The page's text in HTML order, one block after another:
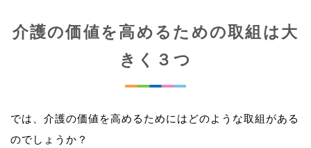
介護の価値を高めるための取組は大
きく３つ
では、介護の価値を高めるためにはどのような取組がある
のでしょうか？